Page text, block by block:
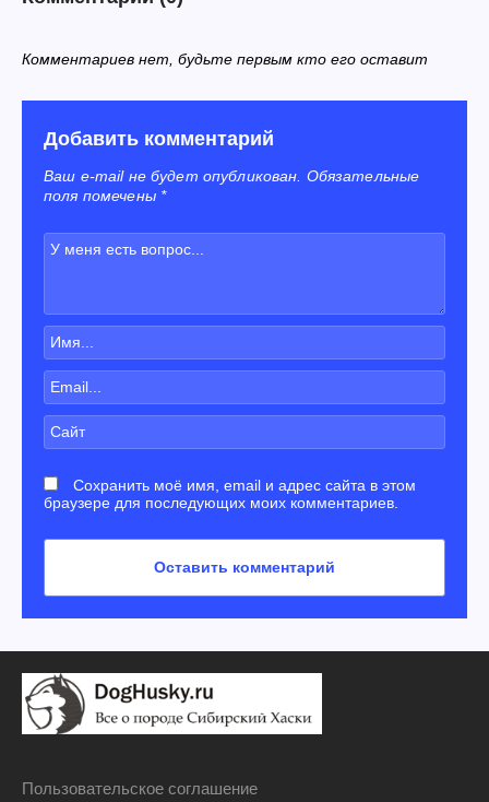
Комментариев нет, будьте первым кто его оставит
Добавить комментарий
Ваш e-mail не будет опубликован. Обязательные
поля помечены *
Сохранить моё имя, email и адрес сайта в этом
браузере для последующих моих комментариев.
Пользовательское соглашение